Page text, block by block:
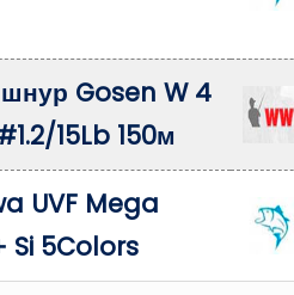
Gosen W 4
15Lb 150м
UVF Mega
Si 5Colors